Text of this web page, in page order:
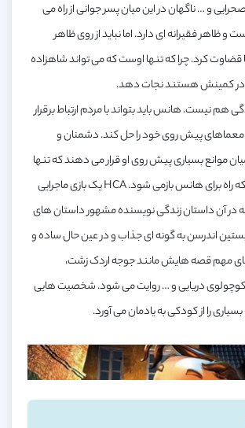
و … ناگهان در این میان پسر جوانی از راه می
ظاهر فقیرانه ای دارد. اما نباید از روی ظاهر
کرد. چرا که تنها اوست که می تواند شاهزاده
در کمینش هستند نجات دهد.
هم نیست. هانس باید بتواند با مردم ارتباط برقرار
معماهای پیش روی خود را حل کند. دشمنان و
موانع بسیاری پیش روی او قرار می دهند که تنها
با برداشتن آنهاست که راه برای هانس بازمی شود. HCA یک بازی ماجرایی
در آن داستان زندگی نویسنده مشهور داستان های
اندرسن به گونه ای جذاب و در عین حال ساده و
مهم قصه هایش مانند جوجه اردک زشت،
کوچولوی دریایی و … روایت می شود. شخصیت هایی
را از کودکی به یادمان می آورد.
مطالعه بیشتر